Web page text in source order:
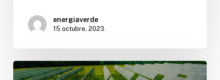
energiaverde
15 octubre, 2023